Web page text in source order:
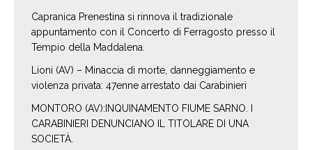
Capranica Prenestina si rinnova il tradizionale
appuntamento con il Concerto di Ferragosto presso il
Tempio della Maddalena.
Lioni (AV) – Minaccia di morte, danneggiamento e
violenza privata: 47enne arrestato dai Carabinieri
MONTORO (AV):INQUINAMENTO FIUME SARNO. I
CARABINIERI DENUNCIANO IL TITOLARE DI UNA
SOCIETÀ.